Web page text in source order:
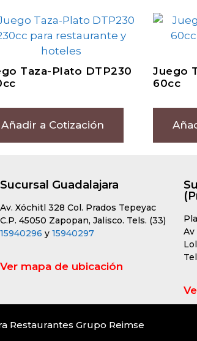
Taza-Plato DTP230
Añadir a Cotización
Juego
60cc
Sucursal Guadalajara
Av. Xóchitl 328 Col. Prados Tepeyac
C.P. 45050 Zapopan, Jalisco. Tels. (33)
15940296 y 15940297
Ver mapa de ubicación
Av
Restaurantes Grupo Reimse